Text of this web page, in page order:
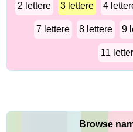
2 lettere 3 lettere 4
7 lettere 8 lettere 9
11
Browse